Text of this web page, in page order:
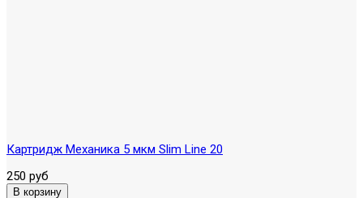
Картридж Механика 5 мкм Slim Line 20
250 руб